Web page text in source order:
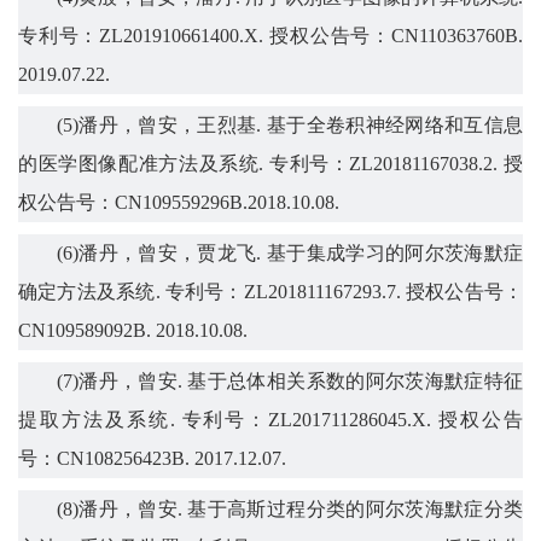
专利号： ZL201910661400.X.授权公告号：CN110363760B.
2019.07.22.
(5)潘丹，曾安，王烈基. 基于全卷积神经网络和互信息
的医学图像配准方法及系统. 专利号： ZL20181167038.2.授
权公告号： CN109559296B.2018.10.08.
(6)潘丹，曾安，贾龙飞. 基于集成学习的阿尔茨海默症
确定方法及系统. 专利号： ZL201811167293.7. 授权公告号：
CN109589092B. 2018.10.08.
(7)潘丹，曾安.基于总体相关系数的阿尔茨海默症特征
提取方法及系统. 专利号： ZL201711286045.X.授权公告
号： CN108256423B. 2017.12.07.
(8)潘丹，曾安.基于高斯过程分类的阿尔茨海默症分类